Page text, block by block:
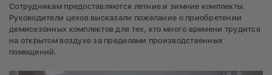
Сотрудникам предоставляются летние и зимние комплекты.
Руководители цехов высказали пожелание о приобретении
демисезонных комплектов для тех, кто много времени трудится
на открытом воздухе за пределами производственных
помещений.